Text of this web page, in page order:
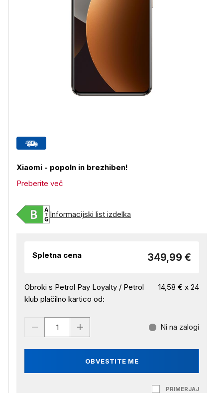
Xiaomi - popoln in brezhiben!
Preberite več
Informacijski list izdelka
Spletna cena 349,99 €
Obroki s Petrol Pay Loyalty / Petrol
klub plačilno kartico od:
14,58 € x 24
OBVESTITE ME
Ni na zalogi
PRIMERJAJ